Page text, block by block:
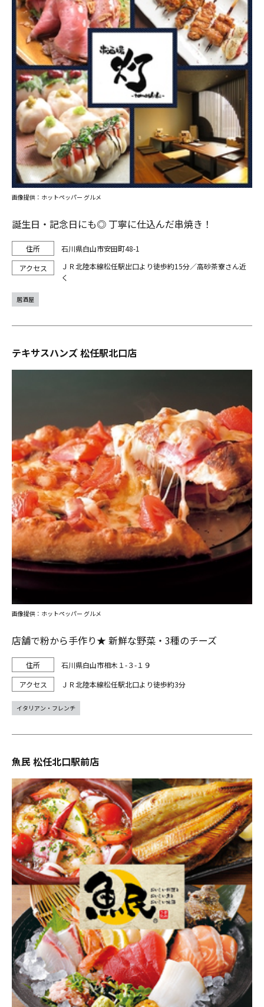
誕生日・記念日にも◎ 丁寧に仕込んだ串焼き！
石川県白山市安田町48-1
ＪＲ北陸本線松任駅出口より徒歩約15分／高砂茶寮さん近
く
画像提供：ホットペッパー グルメ
居酒屋
テキサスハンズ 松任駅北口店
店舗で粉から手作り★ 新鮮な野菜・3種のチーズ
石川県白山市相木１-３-１９
ＪＲ北陸本線松任駅北口より徒歩約3分
画像提供：ホットペッパー グルメ
イタリアン・フレンチ
魚民 松任北口駅前店